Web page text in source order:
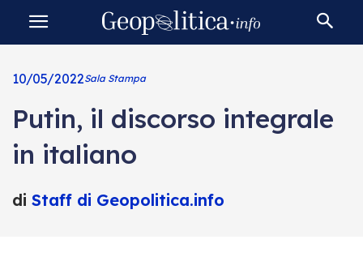
10/05/2022Sala Stampa
Putin, il discorso integrale
in italiano
di Staff di Geopolitica.info